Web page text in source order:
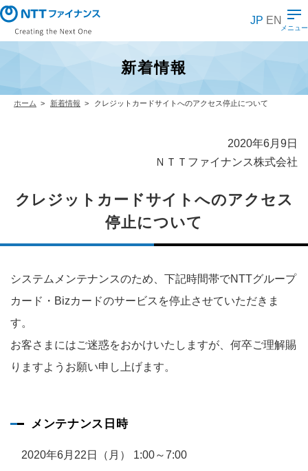
メ
イ
ス
JP EN
メニュー
新着情報
ホーム 新着情報 クレジットカードサイトへのアクセス停止について
2020年6月9日
ＮＴＴファイナンス株式会社
クレジットカードサイトへのアクセス
停止について
システムメンテナンスのため、下記時間帯でNTTグループ
カード・Bizカードのサービスを停止させていただきま
す。
お客さまにはご迷惑をおかけいたしますが、何卒ご理解賜
りますようお願い申し上げます。
メンテナンス日時
2020年6月22日（月） 1:00～7:00